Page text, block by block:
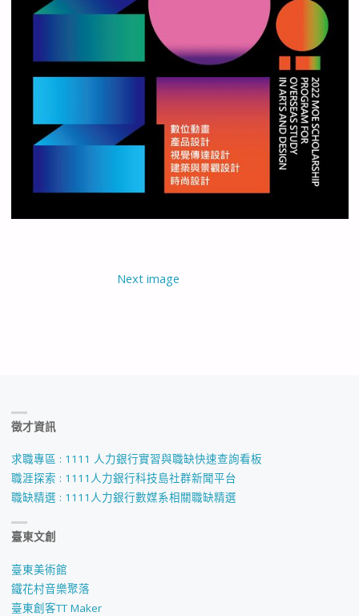
Next image
徵才資訊
求職專區 : 1111 人力銀行實習與職缺快速查詢看板
職涯探索 : 1111人力銀行科技島社群新聞平台
職缺精選 : 1111人力銀行數媒系相關職缺精選
臺東文創
臺東美術館
鐵花村音樂聚落
臺東創客TT Maker